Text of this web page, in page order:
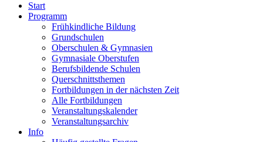
Start
Programm
Frühkindliche Bildung
Grundschulen
Oberschulen & Gymnasien
Gymnasiale Oberstufen
Berufsbildende Schulen
Querschnittsthemen
Fortbildungen in der nächsten Zeit
Alle Fortbildungen
Veranstaltungskalender
Veranstaltungsarchiv
Info